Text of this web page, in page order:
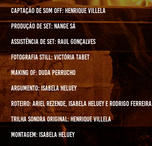
Captação de Som Off: Henrique Villela
Produção de Set: Nange Sá
Assistência de Set: Raul Gonçalves
Fotografia Still: Victória Tabet
Making Of: Duda Perrucho
Argumento: Isabela Heluey
Roteiro: Ariel Rezende, Isabela Heluey e Rodrigo Ferreira
Trilha Sonora Original: Henrique Villela
Montagem: Isabela Heluey